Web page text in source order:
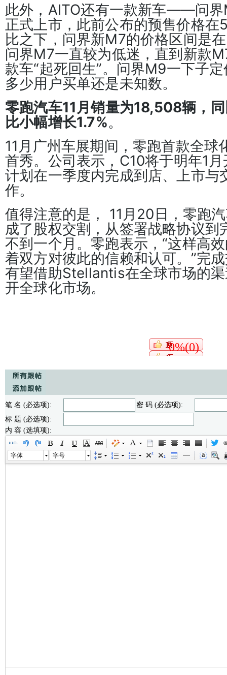
此外，AITO还有一款新车——问
正式上市，此前公布的预售价格
比之下，问界新M7的价格区间是
问界M7一直较为低迷，直到新款
款车“起死回生”。问界M9一下子
多少用户买单还是未知数。
零跑汽车11月销量为18,508辆，
比小幅增长1.7%。
11月广州车展期间，零跑首款全球
首秀。公司表示，C10将于明年1
计划在一季度内完成到店、上市与
作。
值得注意的是， 11月20日，零跑
成了股权交割，从签署战略协议到
不到一个月。零跑表示，“这样高
着双方对彼此的信赖和认可。”完
有望借助Stellantis在全球市场的
开全球化市场。
0%(0)
笔 名 (必选项):
密 码 (必选项):
标 题 (必选项):
内 容 (选填项):
字体 字号